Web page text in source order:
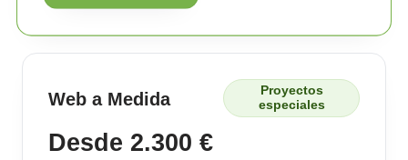
Web a Medida
Proyectos
especiales
Desde 2.300 €